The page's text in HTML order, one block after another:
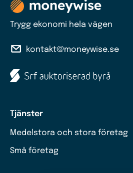
Trygg ekonomi hela vägen
kontakt@moneywise.se
Tjänster
Medelstora och stora företag
Små företag